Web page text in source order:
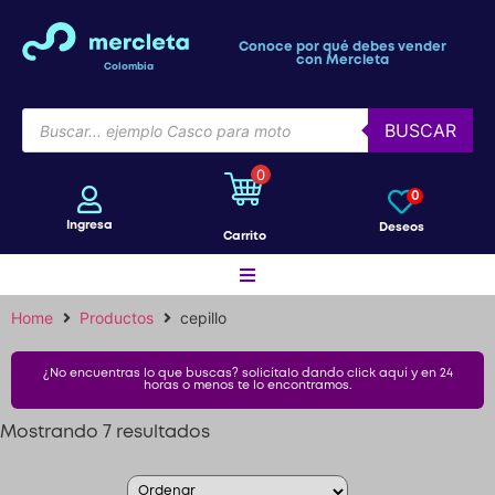
Colombia
Conoce por qué debes vender
con Mercleta
BUSCAR
Ingresa
0
Carrito
Deseos
0
Bicicletas
Home Productos cepillo
¿No encuentras lo que buscas? solicítalo dando click aquí y en 24
horas o menos te lo encontramos.
Mostrando 7 resultados